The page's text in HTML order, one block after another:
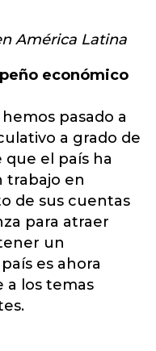
América Latina
económico
pasado a
a grado de
que el país ha
trabajo en
de sus cuentas
para atraer
un
es ahora
a los temas